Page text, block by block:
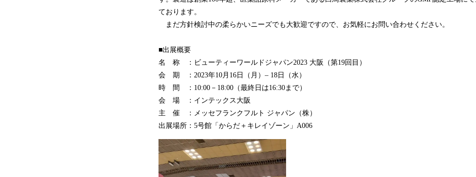
ております。
まだ方針検討中の柔らかいニーズでも大歓迎ですので、お気軽にお問い合わせください。
■出展概要
名 称 ：ビューティーワールドジャパン2023 大阪（第19回目）
会 期 ：2023年10月16日（月）– 18日（水）
時 間 ：10:00－18:00（最終日は16:30まで）
会 場 ：インテックス大阪
主 催 ：メッセフランクフルト ジャパン（株）
出展場所：5号館「からだ＋キレイゾーン」A006